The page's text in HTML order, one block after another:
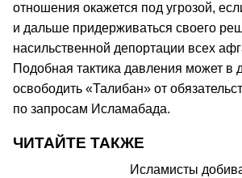
отношения окажется под угрозой,
и дальше придерживаться своего
насильственной депортации всех
Подобная тактика давления может в
освободить «Талибан» от
по запросам Исламабада.
ЧИТАЙТЕ ТАКЖЕ
Исламисты